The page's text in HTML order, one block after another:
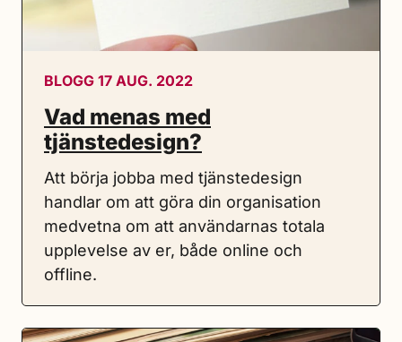
BLOGG 17 AUG. 2022
Vad menas med
tjänstedesign?
Att börja jobba med tjänstedesign
handlar om att göra din organisation
medvetna om att användarnas totala
upplevelse av er, både online och
offline.